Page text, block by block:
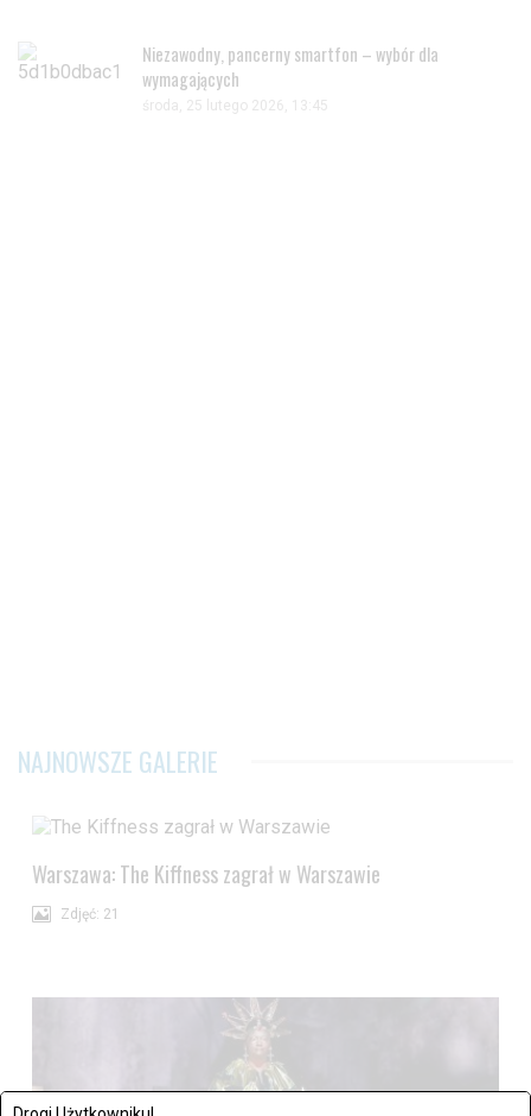
Niezawodny, pancerny smartfon – wybór dla
wymagających
środa, 25 lutego 2026, 13:45
NAJNOWSZE GALERIE
Warszawa: The Kiffness zagrał w Warszawie
Zdjęć: 21